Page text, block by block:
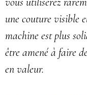
une couture visible
machine est plus
être amené à faire
en valeur.